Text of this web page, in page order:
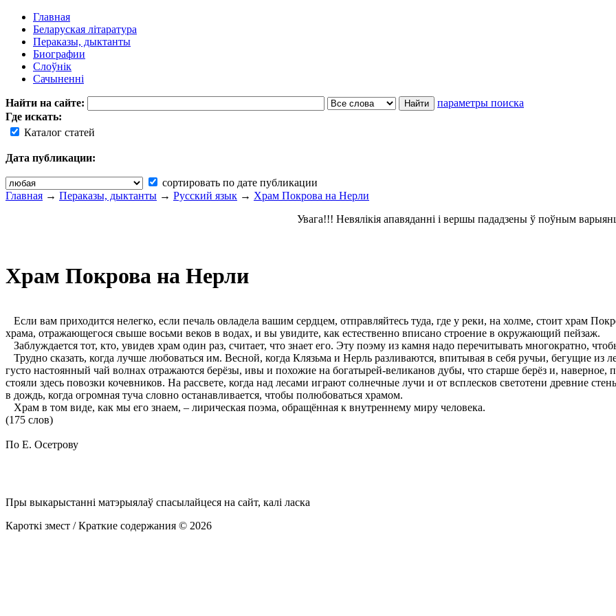
Главная
Беларуская літаратура
Пераказы, дыктанты
Биографии
Слоўнік
Сачыненні
Найти на сайте:
параметры поиска
Где искать:
Каталог статей
Дата публикации:
сортировать по дате публикации
Главная → Пераказы, дыктанты → Русский язык → Храм Покрова на Нерли
Увага!!! Невялікія апавяданні і вершы пададзены ў поўным
Храм Покрова на Нерли
Если вам приходится нелегко, если печаль овладела вашим сердцем, отправляйтесь туда, где у реки, на холме, стоит храм
храма, отражающегося свыше восьми веков в водах, и вы увидите, как естественно вписано строение в окружающий пейзаж.
Заблуждается тот, кто, увидев храм один раз, считает, что знает его. Эту поэму из камня надо перечитывать многократно,
Трудно сказать, когда лучше любоваться им. Весной, когда Клязьма и Нерль разливаются, впитывая в себя ручьи, бегущие
густо настоянный чай волнах отражаются берёзы, ивы и похожие на богатырей-великанов дубы, что старше берёз и,
стояли здесь повозки кочевников. На рассвете, когда над лесами играют солнечные лучи и от всплесков светотени древние
в дождь, когда огромная туча словно останавливается, чтобы полюбоваться храмом.
Храм в том виде, как мы его знаем, – лирическая поэма, обращённая к внутреннему миру человека.
(175 слов)
По Е. Осетрову
Пры выкарыстанні матэрыялаў спасылайцеся на сайт, калі ласка
Кароткі змест / Краткие содержания © 2026